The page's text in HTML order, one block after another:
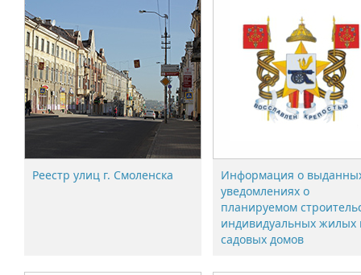
Реестр улиц г. Смоленска
Информация о
уведомлениях о
планируемом
индивидуальных жилых
садовых домов